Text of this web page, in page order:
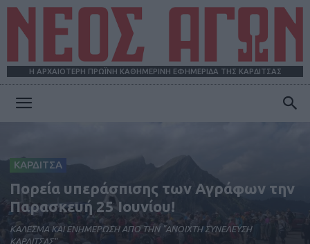
Η ΑΡΧΑΙΟΤΕΡΗ ΠΡΩΪΝΗ ΚΑΘΗΜΕΡΙΝΗ ΕΦΗΜΕΡΙΔΑ ΤΗΣ ΚΑΡΔΙΤΣΑΣ
ΑΓΩΝ
ΚΑΡΔΙΤΣΑ
Πορεία υπεράσπισης των Αγράφων την
Παρασκευή 25 Ιουνίου!
ΚΑΛΕΣΜΑ ΚΑΙ ΕΝΗΜΕΡΩΣΗ ΑΠΟ ΤΗΝ "ΑΝΟΙΧΤΗ ΣΥΝΕΛΕΥΣΗ
ΚΑΡΔΙΤΣΑΣ"